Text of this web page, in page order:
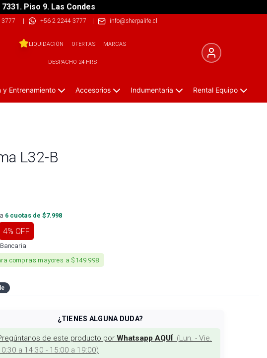
Piso 9. Las Condes
3777 | +56 2 2244 3777 | info@sherpalife.cl
LIQUIDACIÓN OFERTAS MARCAS
DESPACHO 24 HRS
y Entrenamiento Accesorios Indumentaria Rental Equipo
L32-B
6 cuotas de $7.998
4% OFF
compras mayores a $149.998
¿TIENES ALGUNA DUDA?
de este producto por Whatsapp AQUÍ (Lun. - Vie.
a 14:30 - 15:00 a 19:00)